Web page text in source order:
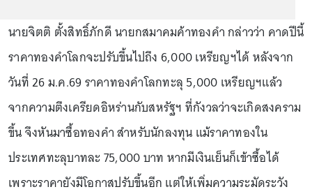
นายจิตติ ตั้งสิทธิ์ภักดี นายกสมาคมค้าทองคำ กล่าวว่า คาดปีนี้
ราคาทองคำโลกจะปรับขึ้นไปถึง 6,000 เหรียญฯได้ หลังจาก
วันที่ 26 ม.ค.69 ราคาทองคำโลกทะลุ 5,000 เหรียญฯแล้ว
จากความตึงเครียดอิหร่านกับสหรัฐฯ ที่กังวลว่าจะเกิดสงคราม
ขึ้น จึงหันมาซื้อทองคำ สำหรับนักลงทุน แม้ราคาทองใน
ประเทศทะลุบาทละ 75,000 บาท หากมีเงินเย็นก็เข้าซื้อได้
เพราะราคายังมีโอกาสปรับขึ้นอีก แต่ให้เพิ่มความระมัดระวัง